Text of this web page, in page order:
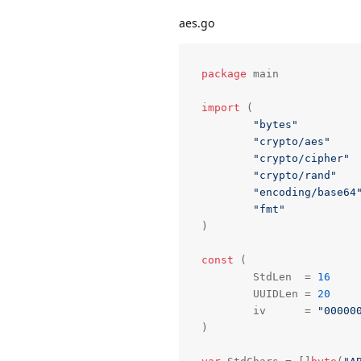
aes.go
package main
import (
"bytes"
"crypto/aes"
"crypto/cipher"
"crypto/rand"
"encoding/base64"
"fmt"
)
const (
	StdLen  =
16
	UUIDLen =
20
	iv      =
)